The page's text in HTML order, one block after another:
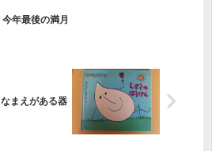
今年最後の満月
なまえがある器